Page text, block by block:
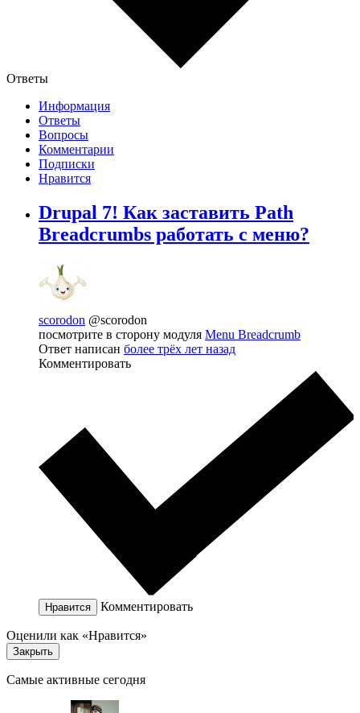
Ответы
Информация
Ответы
Вопросы
Комментарии
Подписки
Нравится
Drupal 7! Как заставить Path
Breadcrumbs работать с меню?
scorodon @scorodon
посмотрите в сторону модуля Menu Breadcrumb
Ответ написан более трёх лет назад
Комментировать
Нравится Комментировать
Оценили как «Нравится»
Закрыть
Самые активные сегодня